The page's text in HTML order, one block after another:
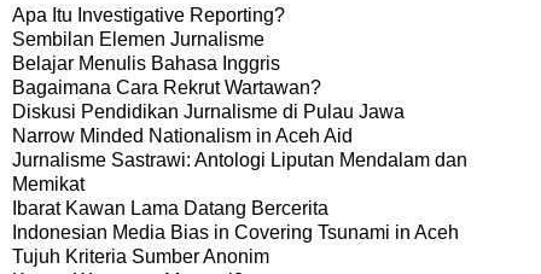
Apa Itu Investigative Reporting?
Sembilan Elemen Jurnalisme
Belajar Menulis Bahasa Inggris
Bagaimana Cara Rekrut Wartawan?
Diskusi Pendidikan Jurnalisme di Pulau Jawa
Narrow Minded Nationalism in Aceh Aid
Jurnalisme Sastrawi: Antologi Liputan Mendalam dan
Memikat
Ibarat Kawan Lama Datang Bercerita
Indonesian Media Bias in Covering Tsunami in Aceh
Tujuh Kriteria Sumber Anonim